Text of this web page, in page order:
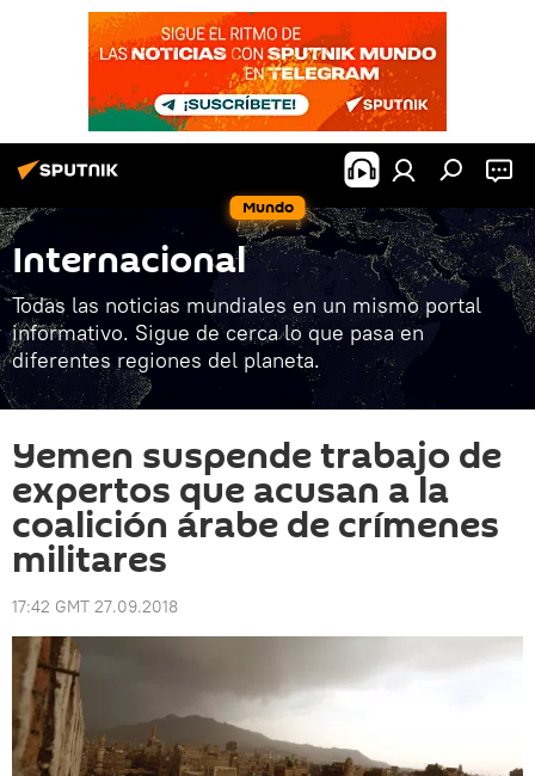
Mundo
Internacional
Todas las noticias mundiales en un mismo portal
informativo. Sigue de cerca lo que pasa en
diferentes regiones del planeta.
Yemen suspende trabajo de
expertos que acusan a la
coalición árabe de crímenes
militares
17:42 GMT 27.09.2018